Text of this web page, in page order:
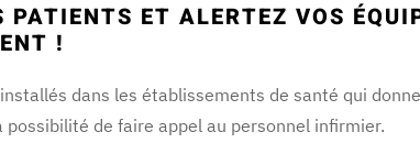
PATIENTS ET ALERTEZ VOS
!
dans les établissements de santé qui
de faire appel au personnel infirmier.